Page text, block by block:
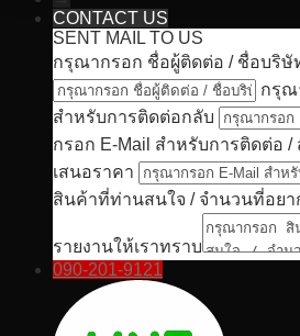
CONTACT US
SENT MAIL TO US
กรุณากรอก ชื่อผู้ติดต่อ / ชื่อบริษั
กรุณ
สำหรับการติดต่อกลับ
กรอก E-Mail สำหรับการติดต่อ /
เสนอราคา
สินค้าที่ท่านสนใจ / จำนวนที่อยา
รายงานให้เราทราบ
090-201-9121